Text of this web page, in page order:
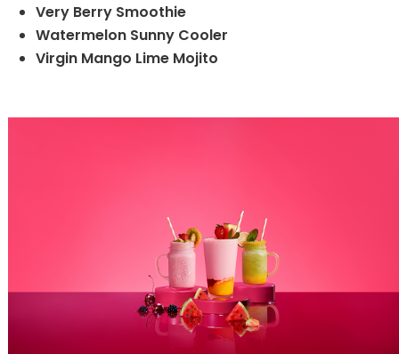
Very Berry Smoothie
Watermelon Sunny Cooler
Virgin Mango Lime Mojito